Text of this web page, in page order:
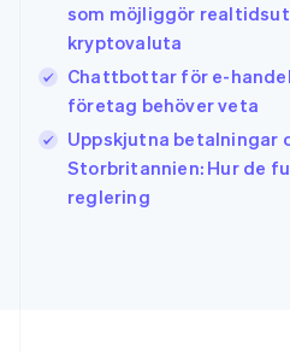
som möjliggör
kryptovaluta
Chattbottar för e-handel
företag behöver veta
Uppskjutna betalningar
Storbritannien: Hur de
reglering
Italien
ItalianoEnglish
Japan
日本語 English
Kanada
EnglishFrançais
Kroatien
EnglishItaliano